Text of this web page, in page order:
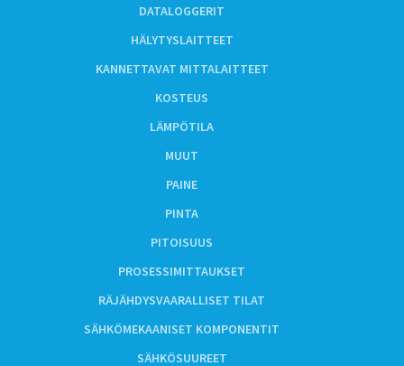
DATALOGGERIT
HÄLYTYSLAITTEET
KANNETTAVAT MITTALAITTEET
KOSTEUS
LÄMPÖTILA
MUUT
PAINE
PINTA
PITOISUUS
PROSESSIMITTAUKSET
RÄJÄHDYSVAARALLISET TILAT
SÄHKÖMEKAANISET KOMPONENTIT
SÄHKÖSUUREET